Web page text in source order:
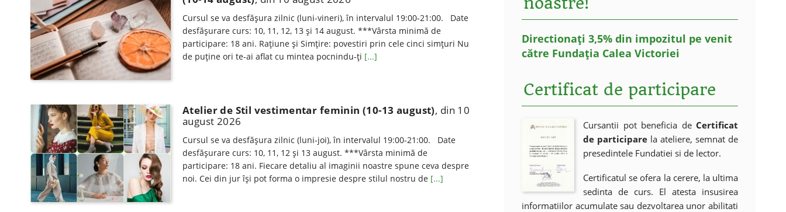
Cursul se va desfăşura zilnic (luni-vineri), în intervalul 19:00-21:00. Date
desfăşurare curs: 10, 11, 12, 13 și 14 august. ***Vârsta minimă de
participare: 18 ani. Rațiune și Simțire: povestiri prin cele cinci simțuri Nu
de puține ori te-ai aflat cu mintea pocnindu-ți [...]
Atelier de Stil vestimentar feminin (10-13 august), din 10
august 2026
Cursul se va desfăşura zilnic (luni-joi), în intervalul 19:00-21:00. Date
desfăşurare curs: 10, 11, 12 şi 13 august. ***Vârsta minimă de
participare: 18 ani. Fiecare detaliu al imaginii noastre spune ceva despre
noi. Cei din jur își pot forma o impresie despre stilul nostru de [...]
Directionați 3,5% din impozitul pe venit
către Fundația Calea Victoriei
Certificat de participare
Cursantii pot beneficia de Certificat
de participare la ateliere, semnat de
presedintele Fundatiei si de lector.
Certificatul se ofera la cerere, la ultima
sedinta de curs. El atesta insusirea
informatiilor acumulate sau dezvoltarea unor abilitati